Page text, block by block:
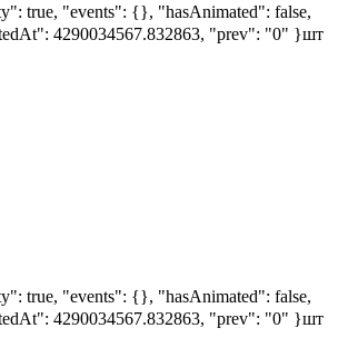
true, "events": {}, "hasAnimated": false,
4290034567.832863, "prev": "0" }шт
true, "events": {}, "hasAnimated": false,
4290034567.832863, "prev": "0" }шт